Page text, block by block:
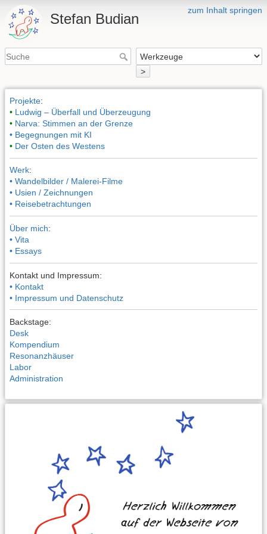
zum Inhalt springen
Stefan Budian
>
Projekte:
• Ludwig – Überfall und Überzeugung
• Narva: Stimmen an der Grenze
• Begegnungen mit KI
• Der Osten des Westens
Werk:
• Wandelbilder / Malerei-Filme
• Usien / Zeichnungen
• Reisebetrachtungen
Über mich:
• Vita
• Essays
Kontakt und Impressum:
• Kontakt
• Impressum und Datenschutz
Backstage:
Desk
Kompendium
Resonanzhäuser
Labor
Administration